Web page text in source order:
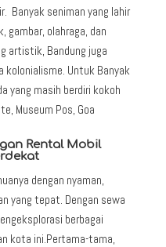
Banyak seniman yang lahir
olahraga, dan
artistik, Bandung juga
Untuk Banyak
yang masih berdiri kokoh
Museum Pos, Goa
Rental Mobil
dengan nyaman,
yang tepat. Dengan sewa
berbagai
kota ini.Pertama-tama,